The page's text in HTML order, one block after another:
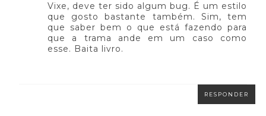
Vixe, deve ter sido algum bug. É um estilo
que gosto bastante também. Sim, tem
que saber bem o que está fazendo para
que a trama ande em um caso como
esse. Baita livro.
RESPONDER